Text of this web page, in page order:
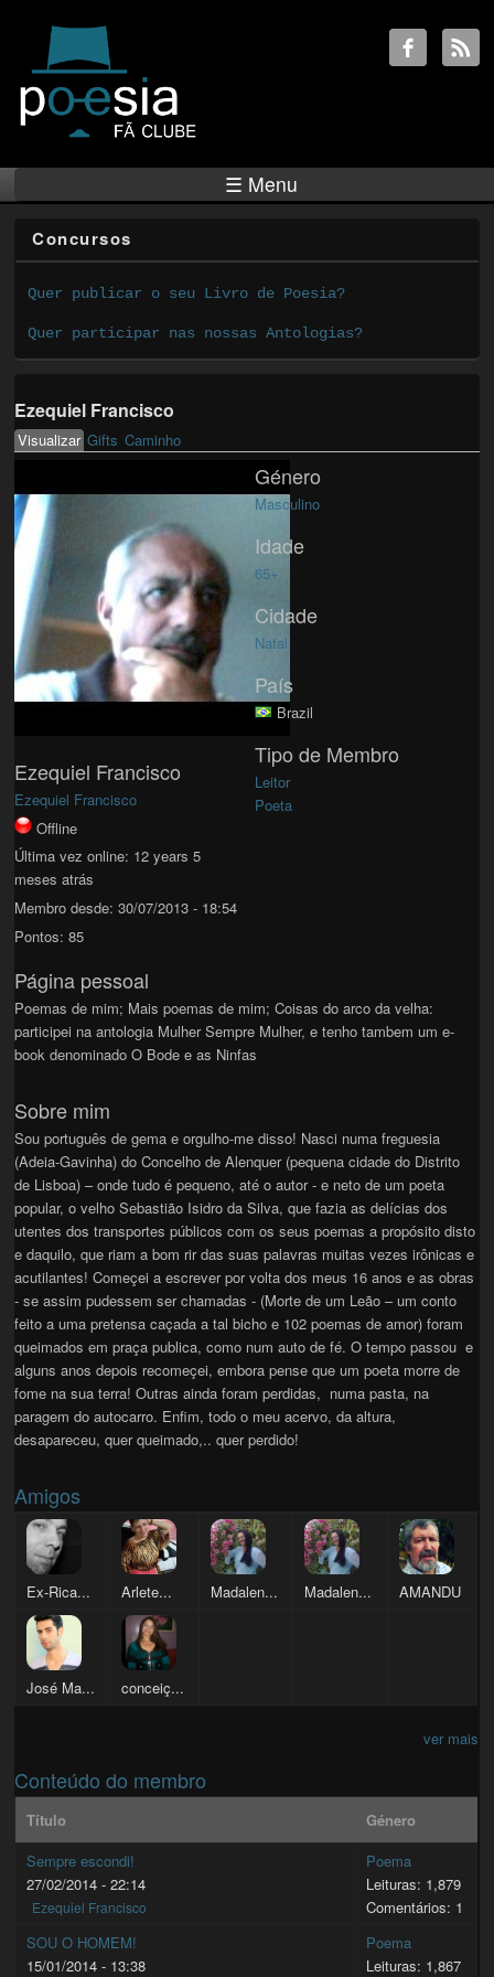
☰ Menu
Concursos
Quer publicar o seu Livro de Poesia?
Quer participar nas nossas Antologias?
Ezequiel Francisco
Primary tabs
Visualizar(active tab)
Gifts Caminho
Ezequiel Francisco
Ezequiel Francisco
Offline
Última vez online: 12 years 5
meses atrás
Membro desde: 30/07/2013 - 18:54
Pontos: 85
Género
Masculino
Idade
65+
Cidade
Natal
País
Brazil
Tipo de Membro
Leitor
Poeta
Página pessoal
Poemas de mim; Mais poemas de mim; Coisas do arco da velha:
participei na antologia Mulher Sempre Mulher, e tenho tambem um e-
book denominado O Bode e as Ninfas
Sobre mim
Sou português de gema e orgulho-me disso! Nasci numa freguesia
(Adeia-Gavinha) do Concelho de Alenquer (pequena cidade do Distrito
de Lisboa) – onde tudo é pequeno, até o autor - e neto de um poeta
popular, o velho Sebastião Isidro da Silva, que fazia as delícias dos
utentes dos transportes públicos com os seus poemas a propósito disto
e daquilo, que riam a bom rir das suas palavras muitas vezes irônicas e
acutilantes! Começei a escrever por volta dos meus 16 anos e as obras
- se assim pudessem ser chamadas - (Morte de um Leão – um conto
feito a uma pretensa caçada a tal bicho e 102 poemas de amor) foram
queimados em praça publica, como num auto de fé. O tempo passou e
alguns anos depois recomeçei, embora pense que um poeta morre de
fome na sua terra! Outras ainda foram perdidas, numa pasta, na
paragem do autocarro. Enfim, todo o meu acervo, da altura,
desapareceu, quer queimado,.. quer perdido!
Amigos
Ex-Rica... Arlete... Madalen... Madalen... AMANDU
José Ma... conceiç...
ver mais
Conteúdo do membro
Título
Género
Sempre escondi!
27/02/2014 - 22:14
Ezequiel Francisco
Poema
Leituras: 1,879
Comentários: 1
SOU O HOMEM!
15/01/2014 - 13:38
Poema
Leituras: 1,867